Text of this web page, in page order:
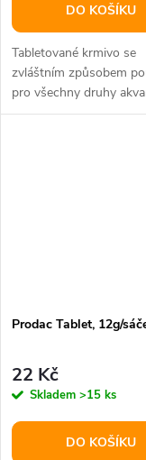
DO KOŠÍKU
Tabletované krmivo se
zvláštním způsobem
pro všechny druhy
ryb. Tableta se přilepí
Prodac Tablet, 12g/
22 Kč
Skladem >15 ks
DO KOŠÍKU